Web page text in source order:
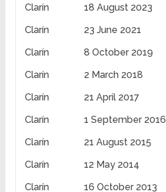
Clarín 18 August 2023
Clarín
23 June 2021
Clarín
8 October 2019
Clarín
2 March 2018
Clarín
21 April 2017
Clarín
1 September 2016
Clarín
21 August 2015
Clarín
12 May 2014
Clarín
16 October 2013